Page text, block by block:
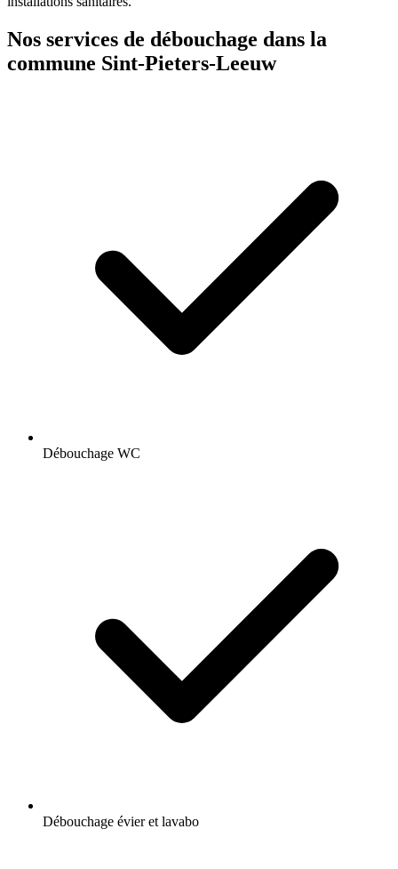
Nos services de débouchage dans la
commune Sint-Pieters-Leeuw
Débouchage WC
Débouchage évier et lavabo